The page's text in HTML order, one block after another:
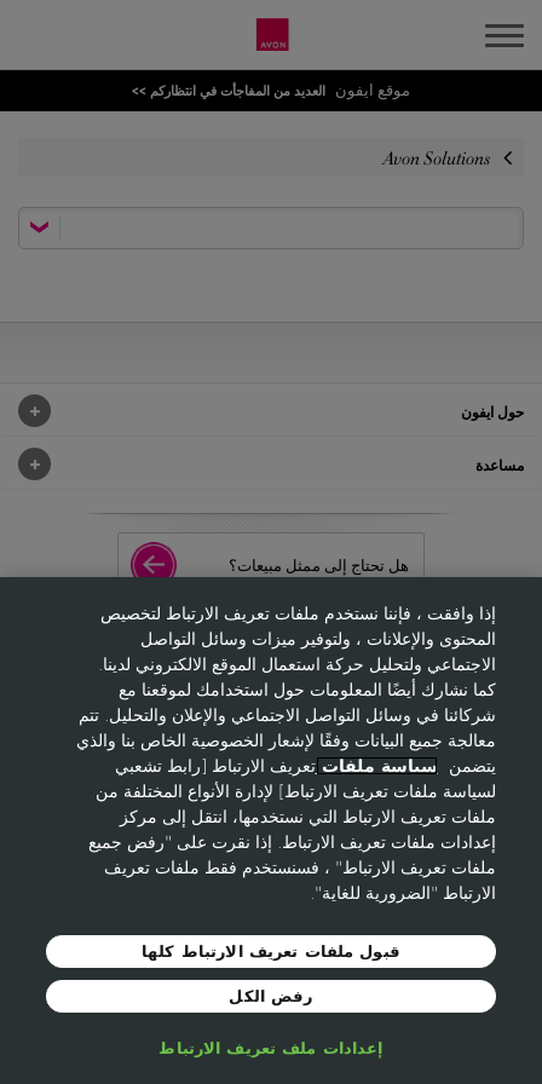
موقع ايفون العديد من المفاجأت في انتظاركم >>
حول ايفون
مساعدة
هل تحتاج إلى ممثل مبيعات؟
إلتحقي بنا كعضوة
© 2021 Avon Cosmetics الشروط والأحكام
خصوصية لموقع
ايفون
Cookie-Policy
ايفون حول العالم
إذا وافقت ، فإننا نستخدم ملفات تعريف الارتباط لتخصيص
المحتوى والإعلانات ، ولتوفير ميزات وسائل التواصل
الاجتماعي ولتحليل حركة استعمال الموقع الالكتروني لدينا.
كما نشارك أيضًا المعلومات حول استخدامك لموقعنا مع
شركائنا في وسائل التواصل الاجتماعي والإعلان والتحليل. تتم
معالجة جميع البيانات وفقًا لإشعار الخصوصية الخاص بنا والذي
يتضمن
سياسة ملفاتتعريف الارتباط [رابط تشعبي
لسياسة ملفات تعريف الارتباط] لإدارة الأنواع المختلفة من
ملفات تعريف الارتباط التي نستخدمها، انتقل إلى مركز
إعدادات ملفات تعريف الارتباط. إذا نقرت على "رفض جميع
ملفات تعريف الارتباط" ، فسنستخدم فقط ملفات تعريف
الارتباط "الضرورية للغاية".
إعدادات ملف تعريف الارتباط
رفض الكل
قبول ملفات تعريف الارتباط كلها